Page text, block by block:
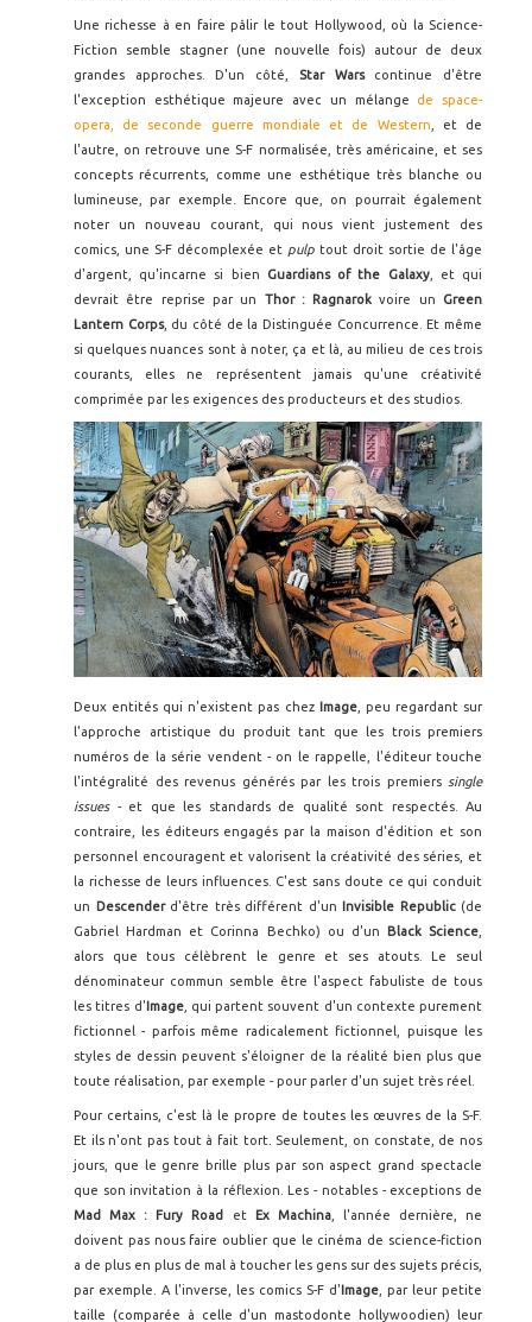
Une richesse à en faire pâlir le tout Hollywood, où la Science-
Fiction semble stagner (une nouvelle fois) autour de deux
grandes approches. D'un côté, Star Warscontinue d'être
l'exception esthétique majeure avec un mélange de space-
opera, de seconde guerre mondiale et de Western , et de
l'autre, on retrouve une S-F normalisée, très américaine, et ses
concepts récurrents, comme une esthétique très blanche ou
lumineuse, par exemple. Encore que, on pourrait également
noter un nouveau courant, qui nous vient justement des
comics, une S-F décomplexée et pulp tout droit sortie de l'âge
d'argent, qu'incarne si bien Guardians of the Galaxy, et qui
devrait être reprise par un
Thor : Ragnarok voire un Green
Lantern Corps, du côté de la Distinguée Concurrence. Et même
si quelques nuances sont à noter, ça et là, au milieu de ces trois
courants, elles ne représentent jamais qu'une créativité
comprimée par les exigences des producteurs et des studios.
Deux entités qui n'existent pas chez Image, peu regardant sur
l'approche artistique du produit tant que les trois premiers
numéros de la série vendent - on le rappelle, l'éditeur touche
l'intégralité des revenus générés par les trois premierssingle
issues- et que les standards de qualité sont respectés. Au
contraire, les éditeurs engagés par la maison d'édition et son
personnel encouragent et valorisent la créativité des séries, et
la richesse de leurs influences. C'est sans doute ce qui conduit
un
Descender d'être très différent d'un Invisible Republic(de
Gabriel Hardman et Corinna Bechko) ou d'un
Black Science
alors que tous célèbrent le genre et ses atouts. Le seul
dénominateur commun semble être l'aspect fabuliste de tous
les titres d' Image, qui partent souvent d'un contexte purement
fictionnel - parfois même radicalement fictionnel, puisque les
styles de dessin peuvent s'éloigner de la réalité bien plus que
toute réalisation, par exemple - pour parler d'un sujet très réel.
Pour certains, c'est là le propre de toutes les œuvres de la S-F.
Et ils n'ont pas tout à fait tort. Seulement, on constate, de nos
jours, que le genre brille plus par son aspect grand spectacle
que son invitation à la réflexion. Les - notables - exceptions de
Mad Max : Fury Road
et Ex Machina,
l'année dernière, ne
doivent pas nous faire oublier que le cinéma de science-fiction
a de plus en plus de mal à toucher les gens sur des sujets précis,
par exemple. A l'inverse, les comics S-F d' Image , par leur petite
taille (comparée à celle d'un mastodonte hollywoodien) leur